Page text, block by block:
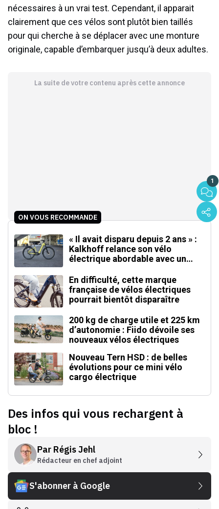
nécessaires à un vrai test. Cependant, il apparait
clairement que ces vélos sont plutôt bien taillés
pour qui cherche à se déplacer avec une monture
originale, capable d’embarquer jusqu’à deux adultes.
La suite de votre contenu après cette annonce
1
ON VOUS RECOMMANDE
« Il avait disparu depuis 2 ans » :
Kalkhoff relance son vélo
électrique abordable avec un
En difficulté, cette marque
française de vélos électriques
pourrait bientôt disparaître
200 kg de charge utile et 225 km
d’autonomie : Fiido dévoile ses
nouveaux vélos électriques
Nouveau Tern HSD : de belles
évolutions pour ce mini vélo
cargo électrique
Des infos qui vous rechargent à
bloc !
Par Régis Jehl
Rédacteur en chef adjoint
S'abonner à Google